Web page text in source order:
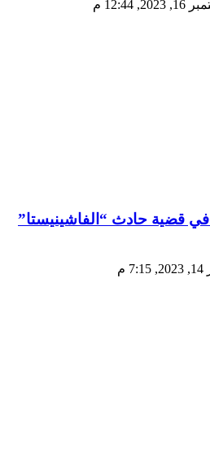
12:44 م
في قضية حادث “الفاشينيستا”